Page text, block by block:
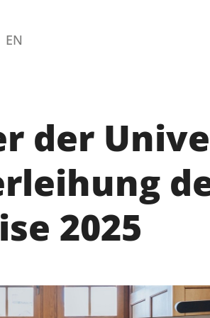
Einrichtungen
Forschungs-,
und
Karriere- und
EN
der
2025